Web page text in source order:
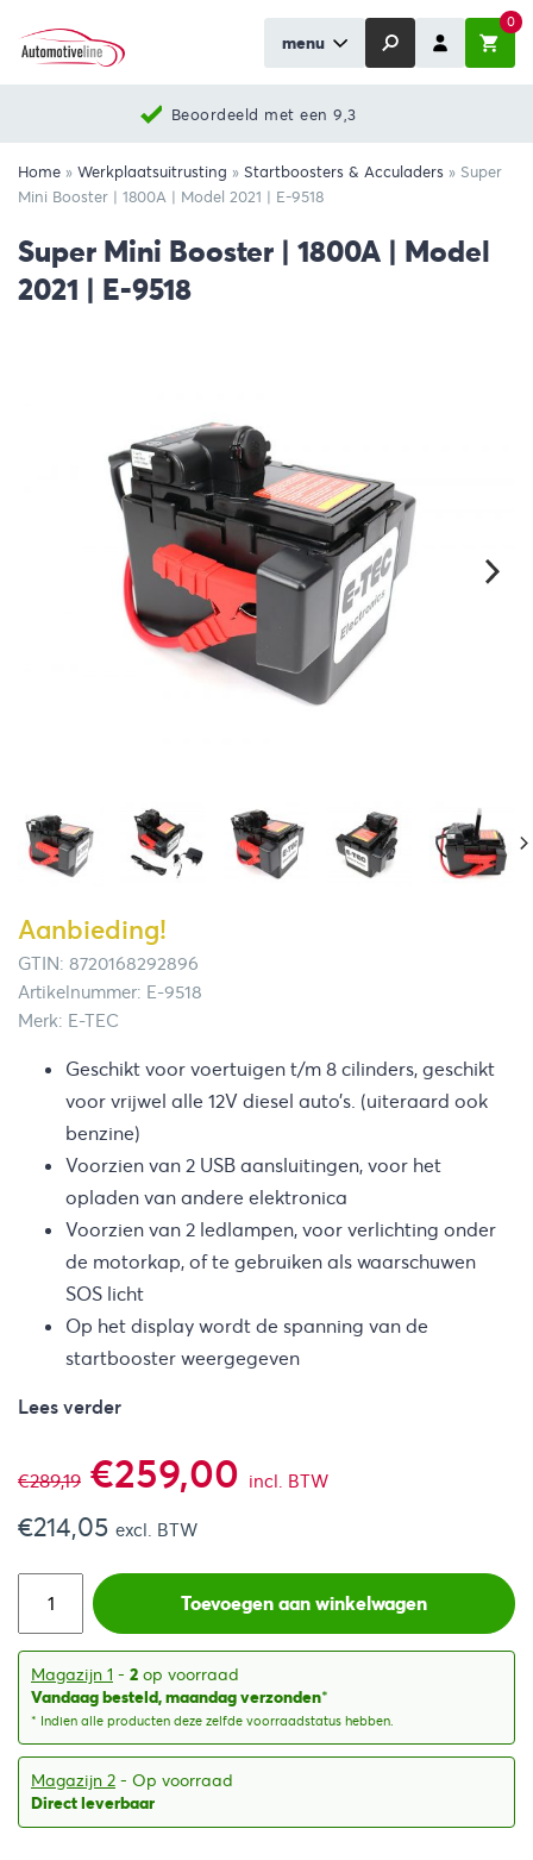
menu
0
Nieuwste producten
Home » Werkplaatsuitrusting » Startboosters & Acculaders » Super
Mini Booster | 1800A | Model 2021 | E-9518
Super Mini Booster | 1800A | Model
2021 | E-9518
Aanbieding!
GTIN: 8720168292896
Artikelnummer: E-9518
Merk: E-TEC
Geschikt voor voertuigen t/m 8 cilinders, geschikt
voor vrijwel alle 12V diesel auto’s. (uiteraard ook
benzine)
Voorzien van 2 USB aansluitingen, voor het
opladen van andere elektronica
Voorzien van 2 ledlampen, voor verlichting onder
de motorkap, of te gebruiken als waarschuwen
SOS licht
Op het display wordt de spanning van de
startbooster weergegeven
Lees verder
€289,19 Oorspronkelijke
prijs
was:
€289,19.
€259,00 Huidige
is:
€259,00.
incl. BTW
€214,05 excl. BTW
Toevoegen aan winkelwagen
Magazijn 1 - 2 op voorraad
Vandaag besteld, maandag verzonden*
* Indien alle producten deze zelfde voorraadstatus hebben.
Magazijn 2 - Op voorraad
Direct leverbaar